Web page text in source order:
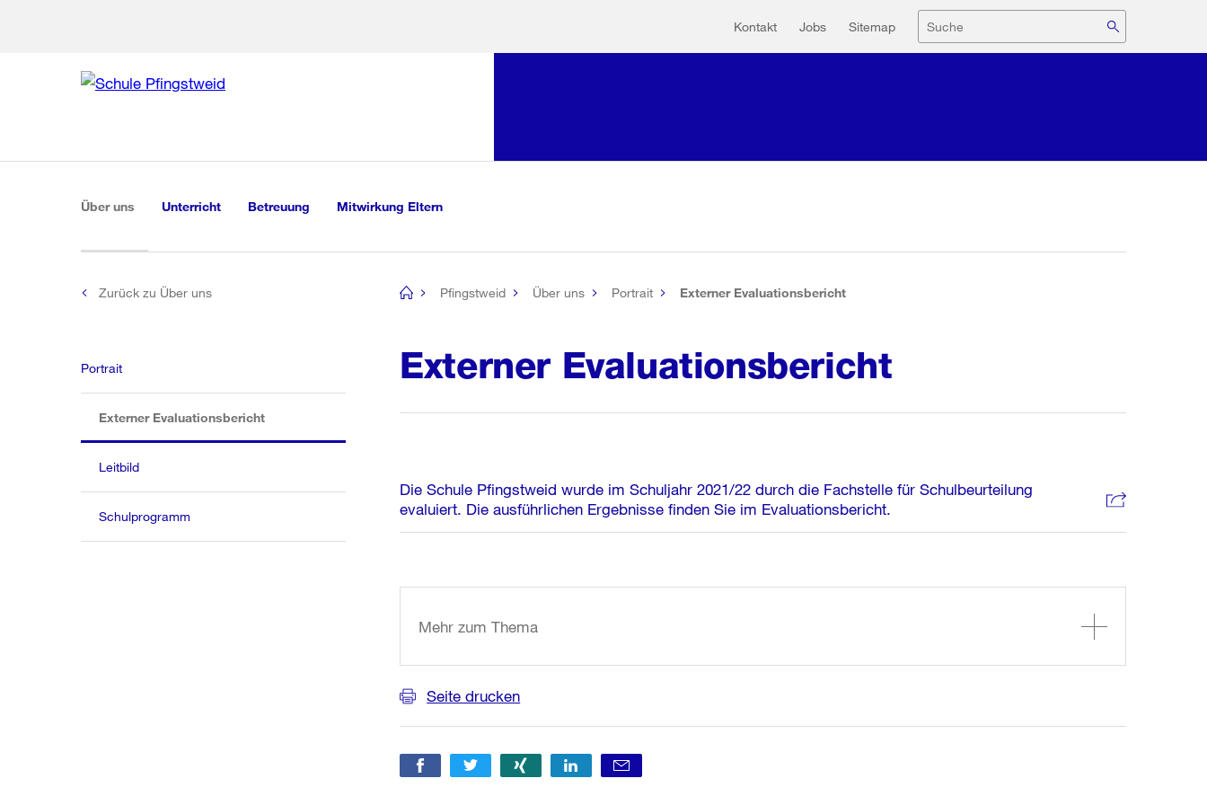
Hilfsnavigation
Kontakt Jobs Sitemap Suche
Navigation
Über uns (aktiv)Unterricht Betreuung Mitwirkung Eltern
[no
Pfingstweid Über uns Portrait Externer Evaluationsbericht
Externer Evaluationsbericht
Die Schule Pfingstweid wurde im Schuljahr 2021/22 durch die Fachstelle für Schulbeurteilung
evaluiert. Die ausführlichen Ergebnisse finden Sie im Evaluationsbericht.
Mehr zum Thema
Seite drucken
Zurück zu Über uns
Portrait
Externer Evaluationsbericht(aktiv)
Leitbild
Schulprogramm